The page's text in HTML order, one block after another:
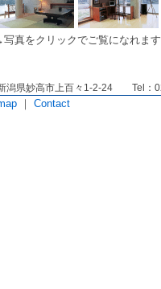
真をクリックでご覧になれま
潟県妙高市上百々1-2-24 Tel
｜ Contact